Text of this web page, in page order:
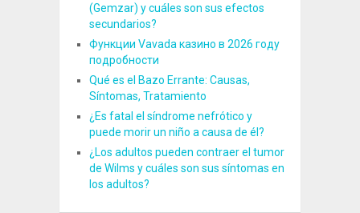
(Gemzar) y cuáles son sus efectos
secundarios?
Функции Vavada казино в 2026 году
подробности
Qué es el Bazo Errante: Causas,
Síntomas, Tratamiento
¿Es fatal el síndrome nefrótico y
puede morir un niño a causa de él?
¿Los adultos pueden contraer el tumor
de Wilms y cuáles son sus síntomas en
los adultos?